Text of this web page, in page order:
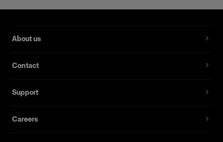
About us
Contact
Support
Careers